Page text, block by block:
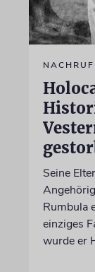
NACHRUF
Seine
Rumbula
einziges
wurde er